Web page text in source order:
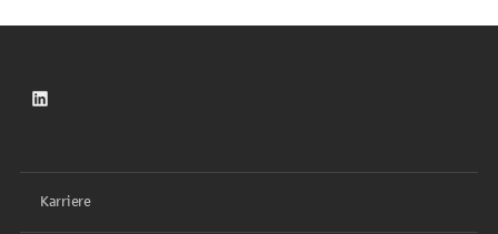
LinkedIn
Karriere